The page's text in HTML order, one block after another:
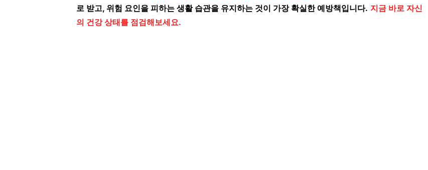
로 받고, 위험 요인을 피하는 생활 습관을 유지하는 것이 가장 확실한 예방책입니다. 지금 바로 자신
의 건강 상태를 점검해보세요.